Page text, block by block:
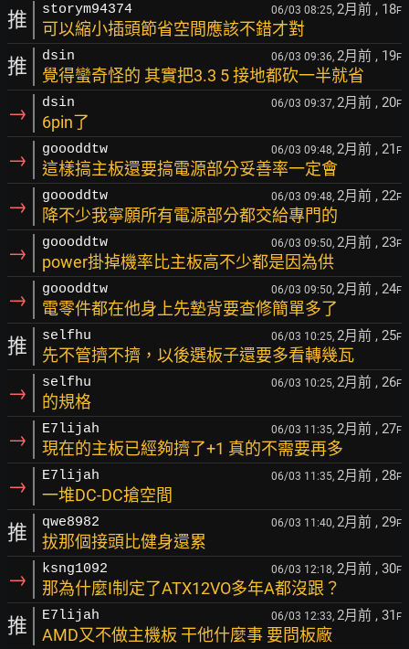
推 storym94374 06/03 08:25, 2月前 , 18F
可以縮小插頭節省空間應該不錯才對
推 dsin 06/03 09:36, 2月前 , 19F
覺得蠻奇怪的 其實把3.3 5 接地都砍一半就省
→ dsin 06/03 09:37, 2月前 , 20F
6pin了
→ goooddtw 06/03 09:48, 2月前 , 21 F
這樣搞主板還要搞電源部分妥善率一定會
→ goooddtw 06/03 09:48, 2月前 , 22F
降不少我寧願所有電源部分都交給專門的
→ goooddtw 06/03 09:50, 2月前 , 23F
power掛掉機率比主板高不少都是因為供
→ goooddtw 06/03 09:50, 2月前 , 24F
電零件都在他身上先墊背要查修簡單多了
推 selfhu 06/03 10:25, 2月前 , 25F
先不管擠不擠，以後選板子還要多看轉幾瓦
→ selfhu 06/03 10:25, 2月前 , 26F
的規格
→ E7lijah 06/03 11:35, 2月前 , 27F
現在的主板已經夠擠了+1 真的不需要再多
→ E7lijah 06/03 11:35, 2月前 , 28F
一堆DC-DC搶空間
推 qwe8982 06/03 11:40, 2月前 , 29F
拔那個接頭比健身還累
→ ksng1092 06/03 12:18, 2月前 , 30F
那為什麼I制定了ATX12VO多年A都沒跟？
推 E7lijah 06/03 12:33, 2月前 , 31 F
AMD又不做主機板 干他什麼事 要問板廠